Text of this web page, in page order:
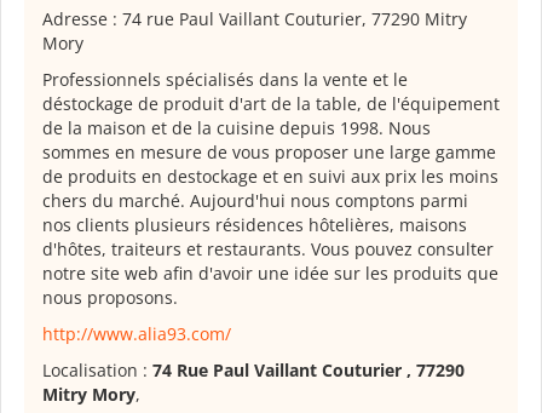
Adresse : 74 rue Paul Vaillant Couturier, 77290 Mitry
Mory
Professionnels spécialisés dans la vente et le
déstockage de produit d'art de la table, de l'équipement
de la maison et de la cuisine depuis 1998. Nous
sommes en mesure de vous proposer une large gamme
de produits en destockage et en suivi aux prix les moins
chers du marché. Aujourd'hui nous comptons parmi
nos clients plusieurs résidences hôtelières, maisons
d'hôtes, traiteurs et restaurants. Vous pouvez consulter
notre site web afin d'avoir une idée sur les produits que
nous proposons.
http://www.alia93.com/
Localisation : 74 Rue Paul Vaillant Couturier , 77290
Mitry Mory,